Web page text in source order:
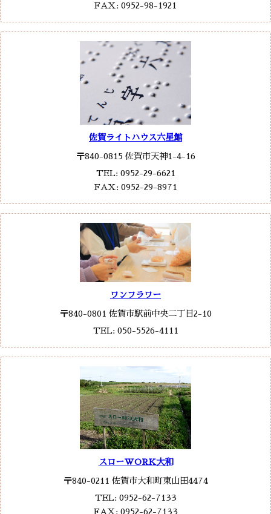
FAX: 0952-98-1921
佐賀ライトハウス六星館
〒840-0815 佐賀市天神1-4-16
TEL: 0952-29-6621
FAX: 0952-29-8971
ワンフラワー
〒840-0801 佐賀市駅前中央二丁目2-10
TEL: 050-5526-4111
スローWORK大和
〒840-0211 佐賀市大和町東山田4474
TEL: 0952-62-7133
FAX: 0952-62-7133